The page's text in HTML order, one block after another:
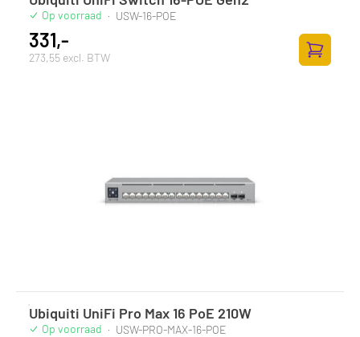
Op voorraad · USW-16-POE
331,-
273,55 excl. BTW
Ubiquiti UniFi Pro Max 16 PoE 210W
Op voorraad · USW-PRO-MAX-16-POE